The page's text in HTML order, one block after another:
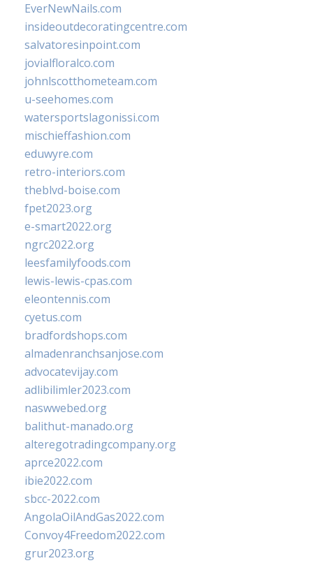
EverNewNails.com
insideoutdecoratingcentre.com
salvatoresinpoint.com
jovialfloralco.com
johnlscotthometeam.com
u-seehomes.com
watersportslagonissi.com
mischieffashion.com
eduwyre.com
retro-interiors.com
theblvd-boise.com
fpet2023.org
e-smart2022.org
ngrc2022.org
leesfamilyfoods.com
lewis-lewis-cpas.com
eleontennis.com
cyetus.com
bradfordshops.com
almadenranchsanjose.com
advocatevijay.com
adlibilimler2023.com
naswwebed.org
balithut-manado.org
alteregotradingcompany.org
aprce2022.com
ibie2022.com
sbcc-2022.com
AngolaOilAndGas2022.com
Convoy4Freedom2022.com
grur2023.org